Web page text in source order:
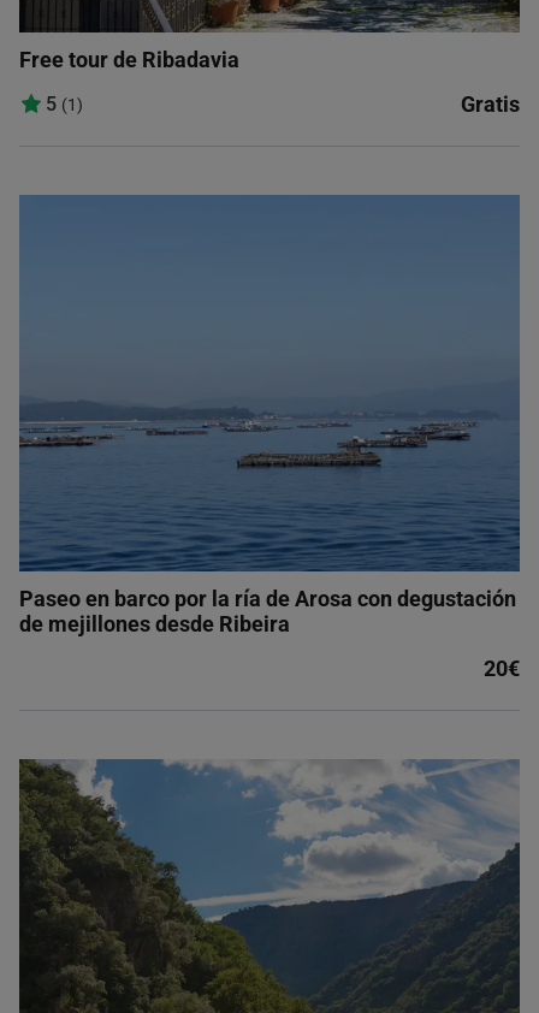
Free tour de Ribadavia
5 (1) Gratis
Paseo en barco por la ría de Arosa con degustación
de mejillones desde Ribeira
20€